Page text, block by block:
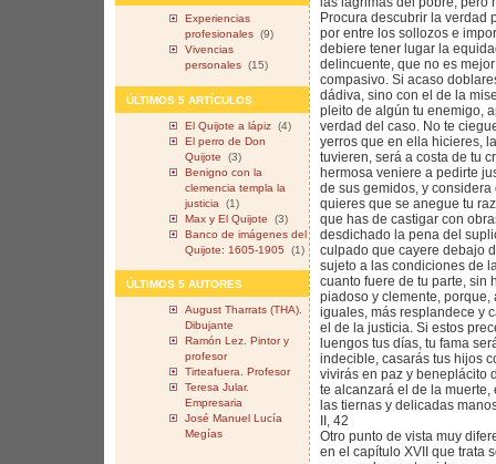
Experiencias
profesionales (9)
Vivencias
personales (15)
ÚLTIMOS 5 ARTÍCULOS
El Quijote a lápiz (4)
El perro de Don
Quijote
(3)
Benigno con la
clemencia templa la
justicia
(1)
Max y El Quijote
(3)
Banco de imágenes del
Quijote: 1605-1905
(1)
ÚLTIMOS 5 AUTORES
August Tharrats (THA).
Dibujante
Ramón Lez. Pintor y
profesor
Tirteafuera. Profesor
Teresa Jular.
Empresaria
José Manuel Lucía
Megías
Procura descubrir la verdad
por entre los sollozos e
debiere tener lugar la
delincuente, que no es
compasivo. Si acaso
dádiva, sino con el de la
pleito de algún tu enemigo,
verdad del caso. No te
yerros que en ella hicieres,
tuvieren, será a costa de tu
hermosa veniere a pedirte
de sus gemidos, y
quieres que se anegue tu
que has de castigar con
desdichado la pena del
culpado que cayere debajo
sujeto a las condiciones de
cuanto fuere de tu parte, sin
piadoso y clemente,
iguales, más resplandece y
el de la justicia. Si estos
luengos tus días, tu fama
indecible, casarás tus hijos
vivirás en paz y beneplácito
te alcanzará el de la muerte,
las tiernas y delicadas
II, 42
Otro punto de vista muy
en el capítulo XVII que trata